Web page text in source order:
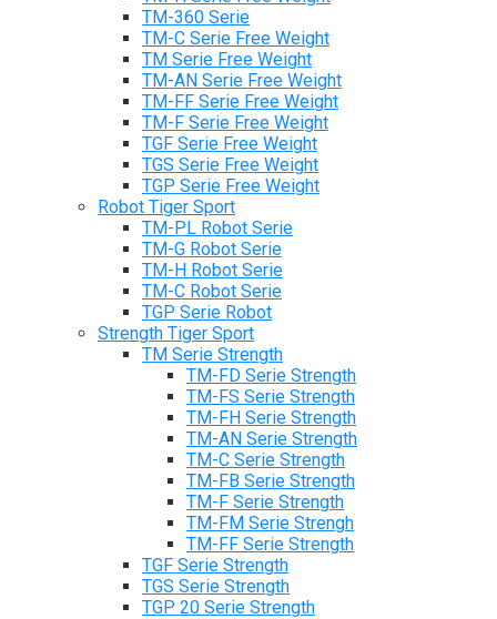
TM-360 Serie
TM-C Serie Free Weight
TM Serie Free Weight
TM-AN Serie Free Weight
TM-FF Serie Free Weight
TM-F Serie Free Weight
TGF Serie Free Weight
TGS Serie Free Weight
TGP Serie Free Weight
Robot Tiger Sport
TM-PL Robot Serie
TM-G Robot Serie
TM-H Robot Serie
TM-C Robot Serie
TGP Serie Robot
Strength Tiger Sport
TM Serie Strength
TM-FD Serie Strength
TM-FS Serie Strength
TM-FH Serie Strength
TM-AN Serie Strength
TM-C Serie Strength
TM-FB Serie Strength
TM-F Serie Strength
TM-FM Serie Strengh
TM-FF Serie Strength
TGF Serie Strength
TGS Serie Strength
TGP 20 Serie Strength